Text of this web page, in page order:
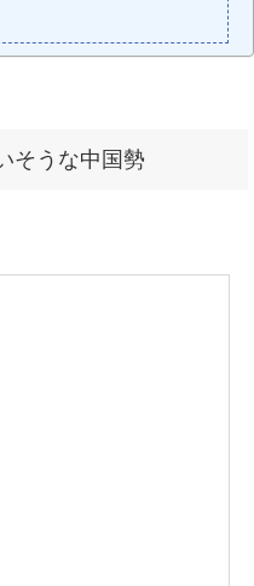
そうな中国勢